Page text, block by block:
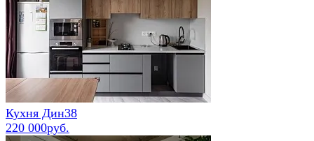
Кухня Дин38
220 000руб.